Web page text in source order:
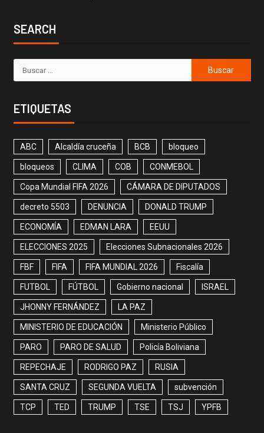
SEARCH
ETIQUETAS
ABC Alcaldía cruceña BCB bloqueo
bloqueos CLIMA COB CONMEBOL
Copa Mundial FIFA 2026 CÁMARA DE DIPUTADOS
decreto 5503 DENUNCIA DONALD TRUMP
ECONOMÍA EDMAN LARA EEUU
ELECCIONES 2025 Elecciones Subnacionales 2026
FBF FIFA FIFA MUNDIAL 2026 Fiscalía
FUTBOL FÚTBOL Gobierno nacional ISRAEL
JHONNY FERNÁNDEZ LA PAZ
MINISTERIO DE EDUCACIÓN Ministerio Público
PARO PARO DE SALUD Policía Boliviana
REPECHAJE RODRIGO PAZ RUSIA
SANTA CRUZ SEGUNDA VUELTA subvención
TCP TED TRUMP TSE TSJ YPFB